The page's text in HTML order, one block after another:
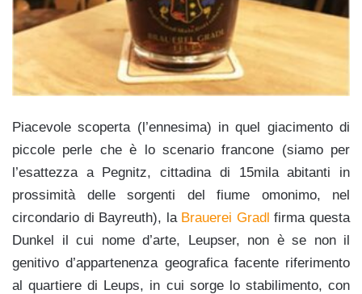
Piacevole scoperta (l’ennesima) in quel giacimento di
piccole perle che è lo scenario francone (siamo per
l’esattezza a Pegnitz, cittadina di 15mila abitanti in
prossimità delle sorgenti del fiume omonimo, nel
circondario di Bayreuth), la Brauerei Gradl firma questa
Dunkel il cui nome d’arte, Leupser, non è se non il
genitivo d’appartenenza geografica facente riferimento
al quartiere di Leups, in cui sorge lo stabilimento, con